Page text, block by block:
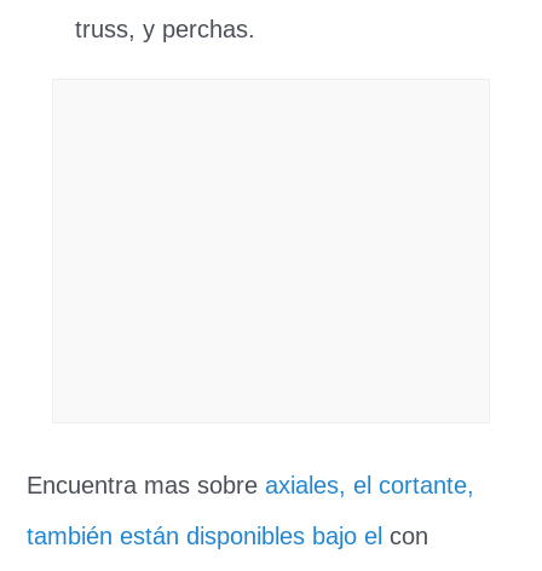
truss, y perchas.
Encuentra mas sobreaxiales, el cortante,
también están disponibles bajo el con